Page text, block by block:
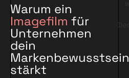
Warum ein
Imagefilm für
Unternehmen
dein
Markenbewusstsein
stärkt